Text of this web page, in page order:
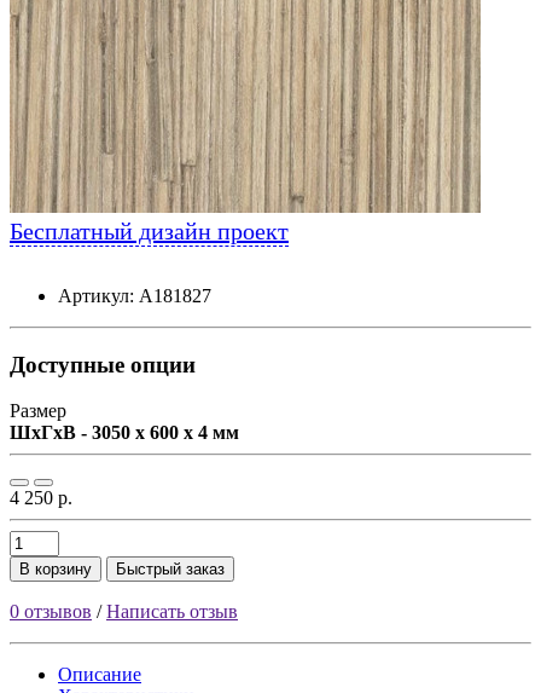
Бесплатный дизайн проект
Артикул: А181827
Доступные опции
Размер
ШxГxВ - 3050 x 600 x 4 мм
4 250 р.
В корзину Быстрый заказ
0 отзывов /Написать отзыв
Описание